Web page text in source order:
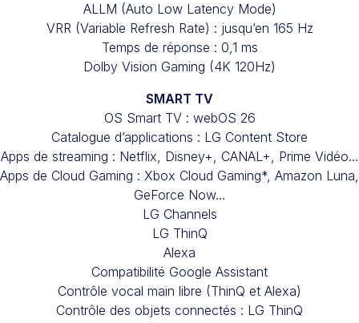
ALLM (Auto Low Latency Mode)
VRR (Variable Refresh Rate) : jusqu’en 165 Hz
Temps de réponse : 0,1 ms
Dolby Vision Gaming (4K 120Hz)
SMART TV
OS Smart TV : webOS 26
Catalogue d’applications : LG Content Store
Apps de streaming : Netflix, Disney+, CANAL+, Prime Vidéo…
Apps de Cloud Gaming : Xbox Cloud Gaming*, Amazon Luna,
GeForce Now…
LG Channels
LG ThinQ
Alexa
Compatibilité Google Assistant
Contrôle vocal main libre (ThinQ et Alexa)
Contrôle des objets connectés : LG ThinQ